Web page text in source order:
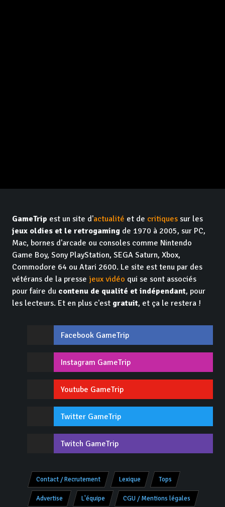
GameTrip est un site d'actualité et de critiques sur les
jeux oldies et le retrogaming de 1970 à 2005, sur PC,
Mac, bornes d'arcade ou consoles comme Nintendo
Game Boy, Sony PlayStation, SEGA Saturn, Xbox,
Commodore 64 ou Atari 2600. Le site est tenu par des
vétérans de la presse jeux vidéo qui se sont associés
pour faire du contenu de qualité et indépendant, pour
les lecteurs. Et en plus c'est gratuit, et ça le restera !
Facebook GameTrip
Instagram GameTrip
Youtube GameTrip
Twitter GameTrip
Twitch GameTrip
Contact / Recrutement Lexique Tops
Advertise L'équipe CGU / Mentions légales